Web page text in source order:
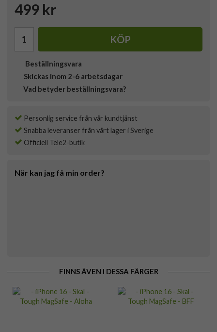
499 kr
KÖP
Beställningsvara
Skickas inom 2-6 arbetsdagar
Vad betyder beställningsvara?
Personlig service från vår kundtjänst
Snabba leveranser från vårt lager i Sverige
Officiell Tele2-butik
När kan jag få min order?
FINNS ÄVEN I DESSA FÄRGER